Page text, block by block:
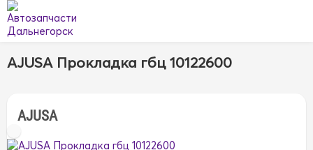
AJUSA Прокладка гбц 10122600
AJUSA